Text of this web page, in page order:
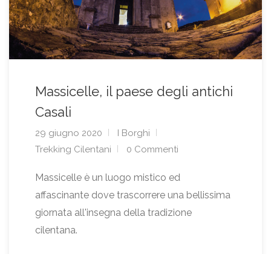
Massicelle, il paese degli antichi
Casali
29 giugno 2020
I Borghi
Trekking Cilentani
0 Commenti
Massicelle è un luogo mistico ed
affascinante dove trascorrere una bellissima
giornata all'insegna della tradizione
cilentana.